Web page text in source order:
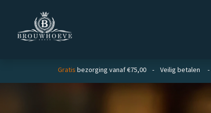
Gratis bezorging vanaf €75,00 - Veilig betalen -